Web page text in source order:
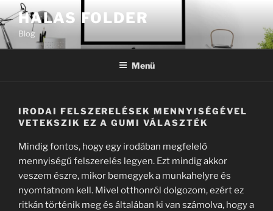
Tartalomhoz
HALAS FOLDER
Blog
Menü
IRODAI FELSZERELÉSEK MENNYISÉGÉVEL
VETEKSZIK EZ A GUMI VÁLASZTÉK
Mindig fontos, hogy egy irodában megfelelő
mennyiségű felszerelés legyen. Ezt mindig akkor
veszem észre, mikor bemegyek a munkahelyre és
nyomtatnom kell. Mivel otthonról dolgozom, ezért ez
ritkán történik meg és általában ki van számolva, hogy a